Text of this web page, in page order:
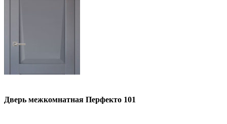
Дверь межкомнатная Перфекто 101